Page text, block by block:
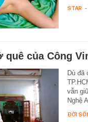
STAR -
quê của Công
Dù đã
vẫn
Nghệ
ĐỜI